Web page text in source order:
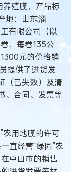
养殖膜，产品标
地：山东淄
有限公司（以
，每卷135公
元的价格销
提供了进货发
（已失效）及清
、合同、发票等
农用地膜的许可
直经营“绿园”农
中山市的销售